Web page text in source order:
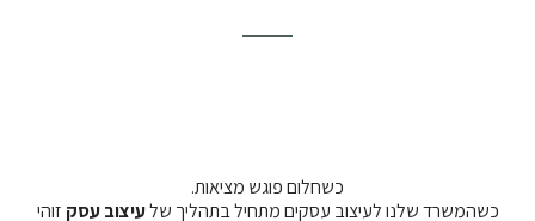
כשחלום פוגש מציאות.
כשהמשרד שלנו לעיצוב עסקים מתחיל בתהליך שלעיצוב עסק זוהי